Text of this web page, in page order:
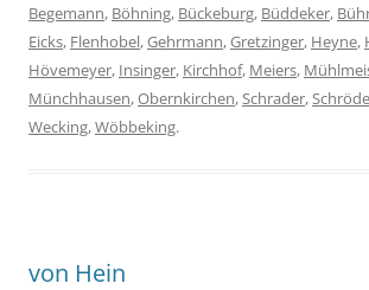
Begemann, Böhning, Bückeburg, Büddeker,
Eicks, Flenhobel,Gehrmann,Gretzinger, Heyne,
Hövemeyer, Insinger, Kirchhof, Meiers,
Münchhausen,Obernkirchen,Schrader,
Wecking,Wöbbeking.
von Hein